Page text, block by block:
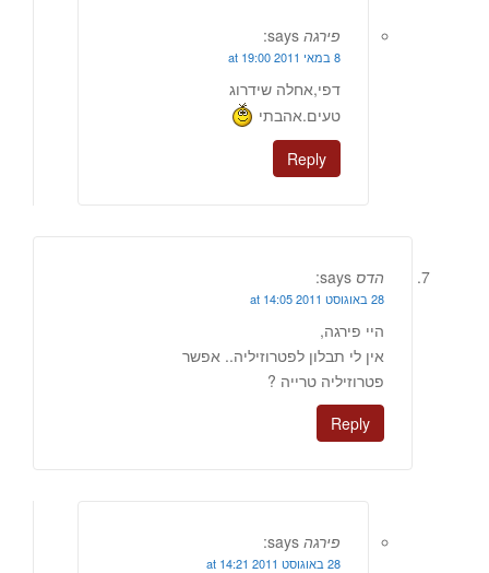
פירגה says:
8 במאי 2011 at 19:00
דפי,אחלה שידרוג
טעים.אהבתי
Reply
הדס says:
28 באוגוסט 2011 at 14:05
היי פירגה,
אין לי תבלון לפטרוזיליה.. אפשר
פטרוזיליה טרייה ?
Reply
פירגה says:
28 באוגוסט 2011 at 14:21